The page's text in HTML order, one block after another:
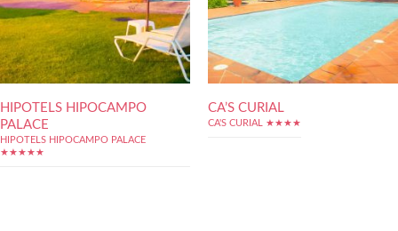
HIPOTELS HIPOCAMPO
PALACE
HIPOTELS HIPOCAMPO PALACE
★★★★★
CA’S CURIAL
CA'S CURIAL ★★★★